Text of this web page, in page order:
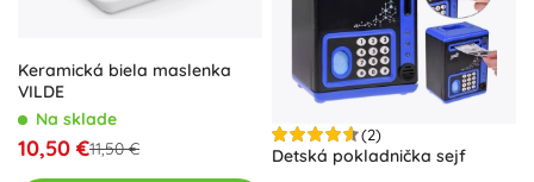
Keramická biela maslenka
VILDE
Na sklade
10,50 €11,50 €
(2)
Detská pokladnička sejf